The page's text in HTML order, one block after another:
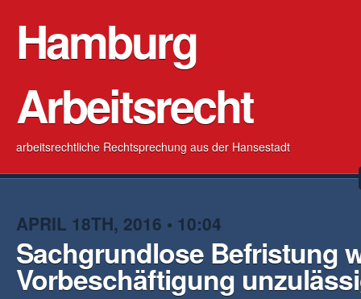
Hamburg
Arbeitsrecht
arbeitsrechtliche Rechtsprechung aus der Hansestadt
APRIL 18TH, 2016 • 10:04
Sachgrundlose Befristung
Vorbeschäftigung